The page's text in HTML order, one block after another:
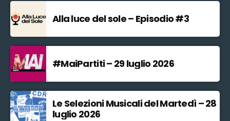
Alla luce del sole – Episodio #3
#MaiPartiti – 29 luglio 2026
Le Selezioni Musicali del Martedì – 28
luglio 2026